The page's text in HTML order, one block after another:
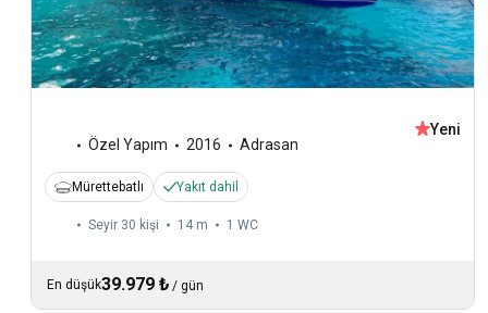
Özel Yapım 2016 Adrasan
Yeni
Mürettebatlı Yakıt dahil
Seyir 30 kişi 14 m 1 WC
En düşük39.979 ₺ / gün